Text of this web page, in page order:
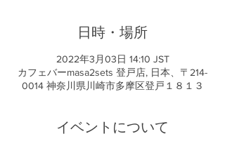
日時・場所
2022年3月03日 14:10 JST
カフェバーmasa2sets 登戸店, 日本、〒214-
0014 神奈川県川崎市多摩区登戸１８１３
イベントについて